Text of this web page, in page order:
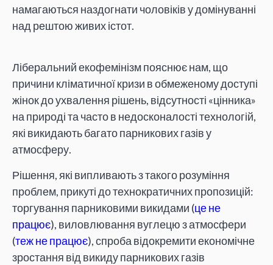
намагаються наздогнати чоловіків у домінуванні
над рештою живих істот.
Ліберальний екофемінізм пояснює нам, що
причини кліматичної кризи в обмеженому доступі
жінок до ухвалення рішень, відсутності «цінника»
на природі та часто в недосконалості технологій,
які викидають багато парникових газів у
атмосферу.
Рішення, які випливають з такого розуміння
проблем, прикуті до технократичних пропозицій:
торгування парниковими викидами (це не
працює), виловлювання вуглецю з атмосфери
(теж не працює), спроба відокремити економічне
зростання від викиду парникових газів